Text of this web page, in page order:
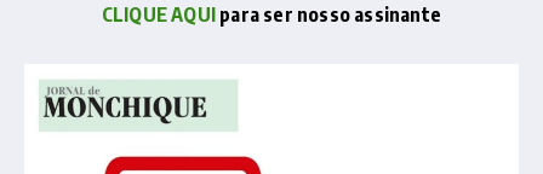
CLIQUE AQUI para ser nosso assinante